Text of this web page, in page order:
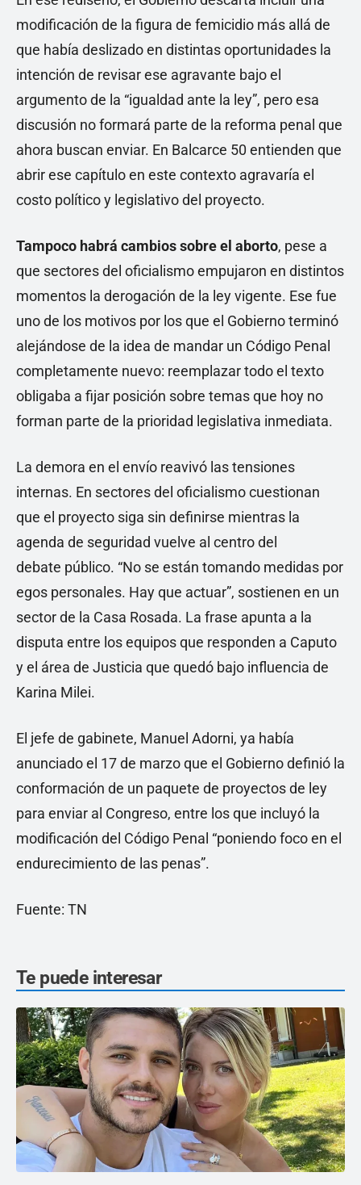
modificación de la figura de femicidio más allá de
que había deslizado en distintas oportunidades la
intención de revisar ese agravante bajo el
argumento de la “igualdad ante la ley”, pero esa
discusión no formará parte de la reforma penal que
ahora buscan enviar. En Balcarce 50 entienden que
abrir ese capítulo en este contexto agravaría el
costo político y legislativo del proyecto.
Tampoco habrá cambios sobre el aborto, pese a
que sectores del oficialismo empujaron en distintos
momentos la derogación de la ley vigente. Ese fue
uno de los motivos por los que el Gobierno terminó
alejándose de la idea de mandar un Código Penal
completamente nuevo: reemplazar todo el texto
obligaba a fijar posición sobre temas que hoy no
forman parte de la prioridad legislativa inmediata.
La demora en el envío reavivó las tensiones
internas. En sectores del oficialismo cuestionan
que el proyecto siga sin definirse mientras la
agenda de seguridad vuelve al centro del
debate público. “No se están tomando medidas por
egos personales. Hay que actuar”, sostienen en un
sector de la Casa Rosada. La frase apunta a la
disputa entre los equipos que responden a Caputo
y el área de Justicia que quedó bajo influencia de
Karina Milei.
El jefe de gabinete, Manuel Adorni, ya había
anunciado el 17 de marzo que el Gobierno definió la
conformación de un paquete de proyectos de ley
para enviar al Congreso, entre los que incluyó la
modificación del Código Penal “poniendo foco en el
endurecimiento de las penas”.
Fuente: TN
Te puede interesar